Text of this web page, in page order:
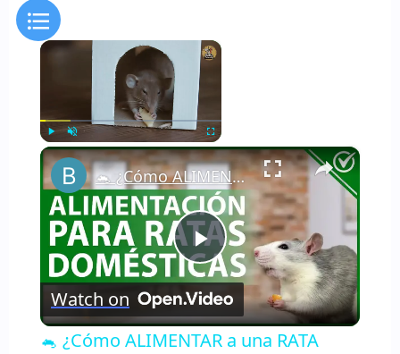
×
Play Unmute Fullscreen
Now Playing
×
Play
Video
🐁 ¿Cómo ALIMENTAR a una RATA DOMÉSTICA de la manera correcta? - Nutrición 🐁🏡
Watch on
🐁 ¿Cómo ALIMENTAR a una RATA